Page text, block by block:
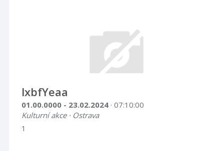
lxbfYeaa
01.00.0000 - 23.02.2024 · 07:10:00
Kulturní akce · Ostrava
1